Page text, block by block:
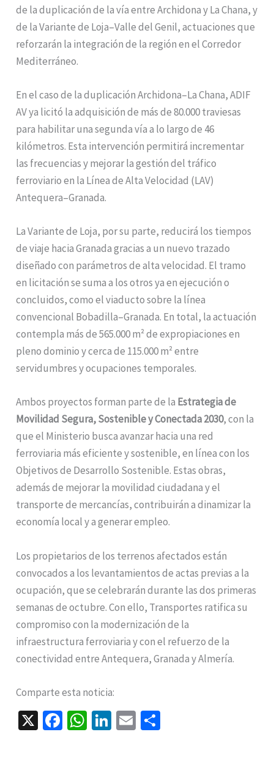
de la duplicación de la vía entre Archidona y La Chana, y
de la Variante de Loja–Valle del Genil, actuaciones que
reforzarán la integración de la región en el Corredor
Mediterráneo.
En el caso de la duplicación Archidona–La Chana, ADIF
AV ya licitó la adquisición de más de 80.000 traviesas
para habilitar una segunda vía a lo largo de 46
kilómetros. Esta intervención permitirá incrementar
las frecuencias y mejorar la gestión del tráfico
ferroviario en la Línea de Alta Velocidad (LAV)
Antequera–Granada.
La Variante de Loja, por su parte, reducirá los tiempos
de viaje hacia Granada gracias a un nuevo trazado
diseñado con parámetros de alta velocidad. El tramo
en licitación se suma a los otros ya en ejecución o
concluidos, como el viaducto sobre la línea
convencional Bobadilla–Granada. En total, la actuación
contempla más de 565.000 m² de expropiaciones en
pleno dominio y cerca de 115.000 m² entre
servidumbres y ocupaciones temporales.
Ambos proyectos forman parte de la Estrategia de
Movilidad Segura, Sostenible y Conectada 2030, con la
que el Ministerio busca avanzar hacia una red
ferroviaria más eficiente y sostenible, en línea con los
Objetivos de Desarrollo Sostenible. Estas obras,
además de mejorar la movilidad ciudadana y el
transporte de mercancías, contribuirán a dinamizar la
economía local y a generar empleo.
Los propietarios de los terrenos afectados están
convocados a los levantamientos de actas previas a la
ocupación, que se celebrarán durante las dos primeras
semanas de octubre. Con ello, Transportes ratifica su
compromiso con la modernización de la
infraestructura ferroviaria y con el refuerzo de la
conectividad entre Antequera, Granada y Almería.
Comparte esta noticia:
X
Fa W Li E